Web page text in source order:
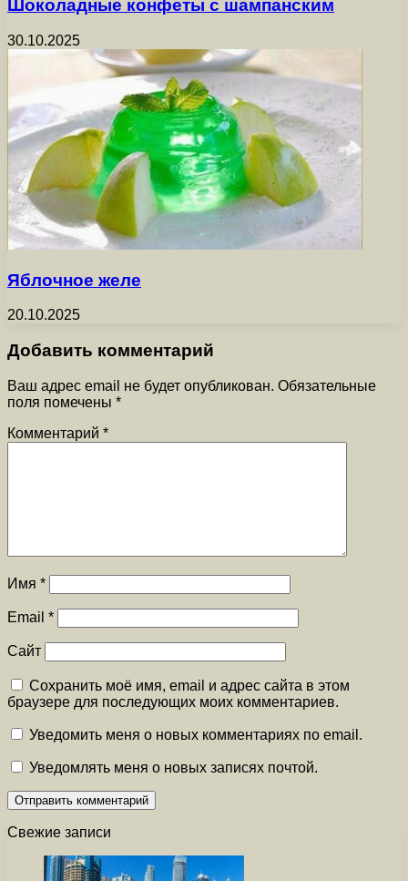
Шоколадные конфеты с шампанским
30.10.2025
Яблочное желе
20.10.2025
Добавить комментарий
Ваш адрес email не будет опубликован. Обязательные
поля помечены *
Комментарий *
Имя *
Email *
Сайт
Сохранить моё имя, email и адрес сайта в этом
браузере для последующих моих комментариев.
Уведомить меня о новых комментариях по email.
Уведомлять меня о новых записях почтой.
Свежие записи